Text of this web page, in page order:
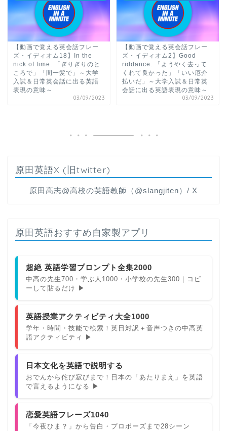
【動画で覚える英会話フレー
ズ・イディオム18】In the
nick of time. 「ぎりぎりのと
ころで」「間一髪で」～大学
入試＆日常英会話に出る英語
表現の意味～
03/09/2023
【動画で覚える英会話フレー
ズ・イディオム2】Good
riddance. 「ようやく去って
くれて良かった」「いい厄介
払いだ」～大学入試＆日常英
会話に出る英語表現の意味～
03/09/2023
原田英語X (旧twitter)
原田高志@高校の英語教師（@slangjiten）/ X
原田英語おすすめ自家製アプリ
超絶 英語学習プロンプト全集2000
中高の先生700・学ぶ人1000・小学校の先生300｜コピ
ーして貼るだけ ▶
英語授業アクティビティ大全1000
学年・時間・技能で検索！英日対訳＋音声つきの中高英
語アクティビティ ▶
日本文化を英語で説明する
おでんから侘び寂びまで！日本の「あたりまえ」を英語
で言えるようになる ▶
恋愛英語フレーズ1040
「今夜ひま？」から告白・プロポーズまで28シーン